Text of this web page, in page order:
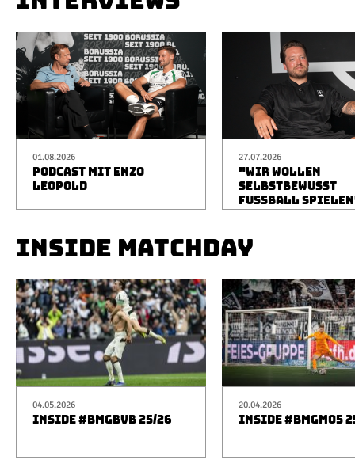
01.08.2026
PODCAST MIT ENZO
LEOPOLD
27.07.2026
"WIR WOLLEN
SELBSTBEWUSST
FUSSBALL
INSIDE MATCHDAY
04.05.2026
INSIDE #BMGBVB 25/26
20.04.2026
INSIDE #BMGM05